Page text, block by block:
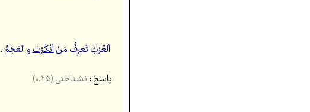
اَلعُرْبُ تَعرِفُ مَنْأنْکَرْتَو العَجَمُ .
پاسخ :نشناختی(۰.۲۵)